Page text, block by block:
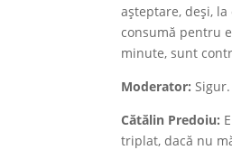
așteptare, deși,
consumă pentru
minute, sunt
Moderator:
Cătălin Predoiu:
triplat, dacă nu